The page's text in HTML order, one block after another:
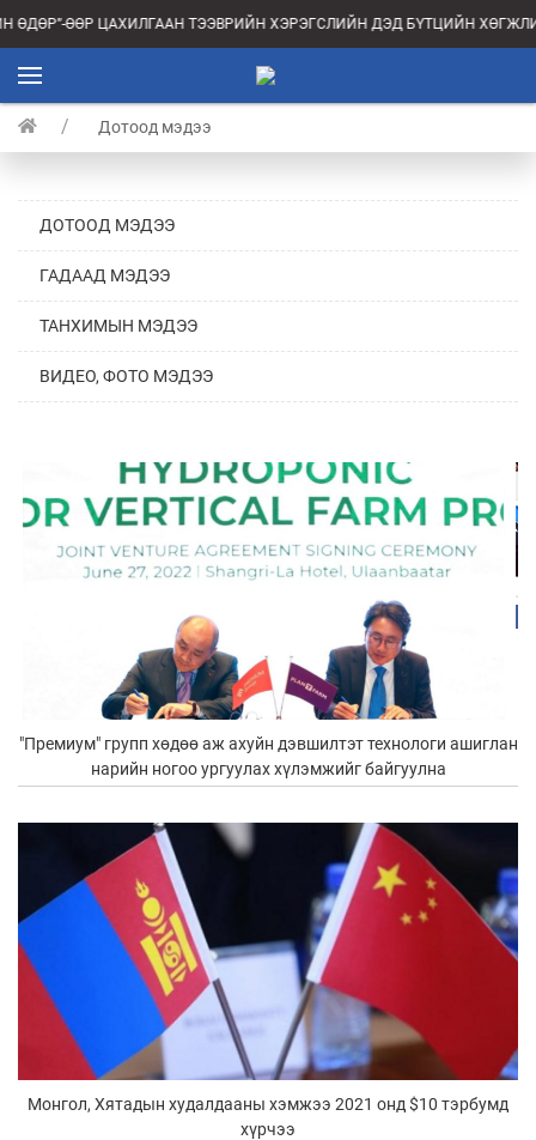
ӨӨР ЦАХИЛГААН ТЭЭВРИЙН ХЭРЭГСЛИЙН ДЭД БҮТЦИЙН ХӨГЖЛИЙГ
Дотоод мэдээ
ДОТООД МЭДЭЭ
ГАДААД МЭДЭЭ
ТАНХИМЫН МЭДЭЭ
ВИДЕО, ФОТО МЭДЭЭ
"Премиум" групп хөдөө аж ахуйн дэвшилтэт технологи ашиглан
нарийн ногоо ургуулах хүлэмжийг байгуулна
Монгол, Хятадын худалдааны хэмжээ 2021 онд $10 тэрбумд
хүрчээ